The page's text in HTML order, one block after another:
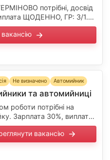
потрібні, досвід
ЩОДЕННО, ГР: 3/1.
НАВЧАННЯ
та поклейника
Не визначено Автомийник
та автомийниці
роботи потрібні на
Зарплата 30%, виплата
від 18 до 50 років. Ми
на Черемушках, вул.
26, автомийка …
вакансію